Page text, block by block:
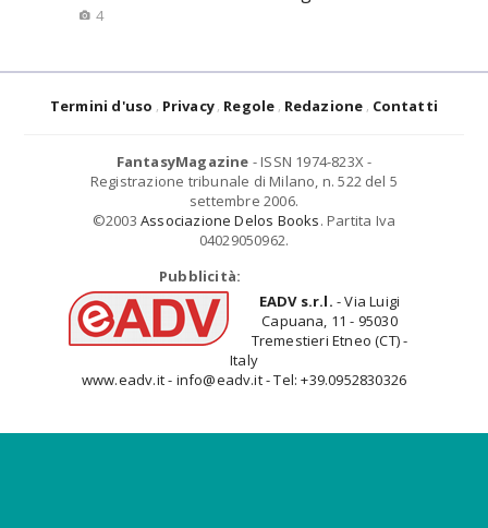
4
Termini d'uso Privacy Regole Redazione Contatti
FantasyMagazine - ISSN 1974-823X -
Registrazione tribunale di Milano, n. 522 del 5
settembre 2006.
©2003 Associazione Delos Books. Partita Iva
04029050962.
Pubblicità:
EADV s.r.l. - Via Luigi
Capuana, 11 - 95030
Tremestieri Etneo (CT) -
Italy
www.eadv.it - info@eadv.it - Tel: +39.0952830326